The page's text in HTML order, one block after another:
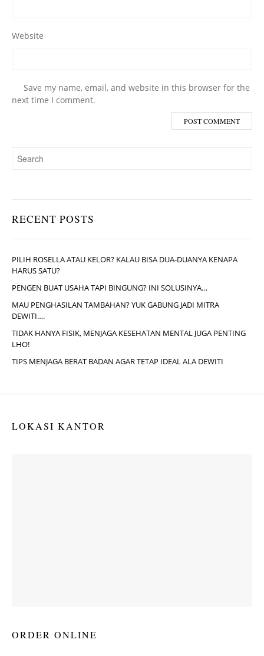
RECENT POSTS
PILIH ROSELLA ATAU KELOR? KALAU BISA DUA-DUANYA KENAPA
HARUS SATU?
PENGEN BUAT USAHA TAPI BINGUNG? INI SOLUSINYA…
MAU PENGHASILAN TAMBAHAN? YUK GABUNG JADI MITRA
DEWITI….
TIDAK HANYA FISIK, MENJAGA KESEHATAN MENTAL JUGA PENTING
LHO!
TIPS MENJAGA BERAT BADAN AGAR TETAP IDEAL ALA DEWITI
Website
Save my name, email, and website in this browser for the
next time I comment.
LOKASI KANTOR
ORDER ONLINE